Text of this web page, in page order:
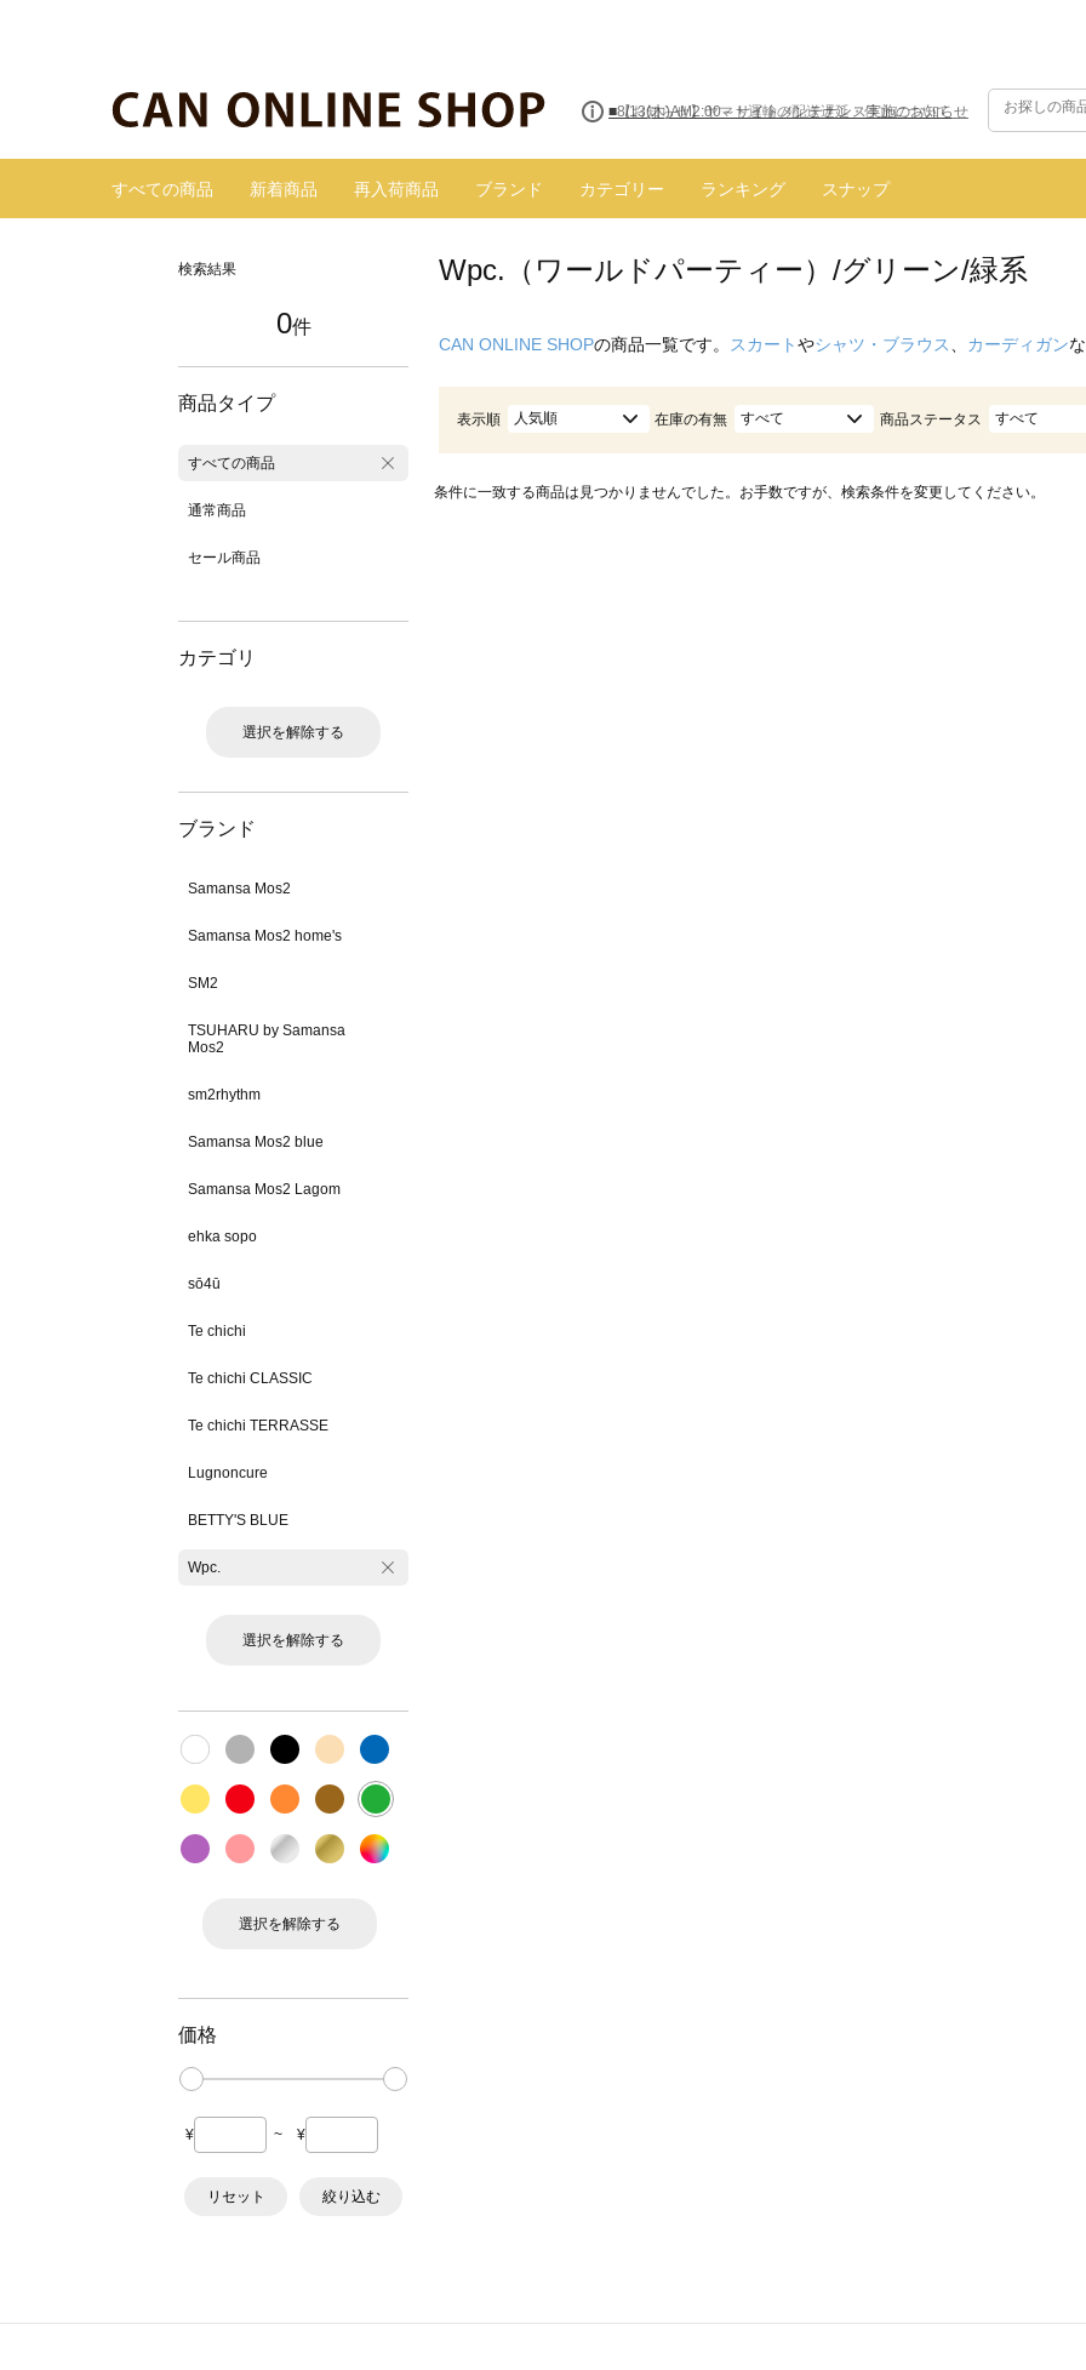
■8/13(木)AM2:00～サイトメンテナンス実施のお知らせ
すべての商品 新着商品 再入荷商品 ブランド カテゴリー ランキング スナップ
検索結果
0件
商品タイプ
すべての商品
通常商品
セール商品
カテゴリ
選択を解除する
ブランド
Samansa Mos2
Samansa Mos2 home's
SM2
TSUHARU by Samansa
Mos2
sm2rhythm
Samansa Mos2 blue
Samansa Mos2 Lagom
ehka sopo
sō4ū
Te chichi
Te chichi CLASSIC
Te chichi TERRASSE
Lugnoncure
BETTY'S BLUE
Wpc.
選択を解除する
選択を解除する
価格
¥ ~ ¥
リセット 絞り込む
Wpc.（ワールドパーティー）/グリーン/緑系
CAN ONLINE SHOPの商品一覧です。 スカートやシャツ・ブラウス カーディガン
表示順 人気順 在庫の有無 すべて 商品ステータス すべて
条件に一致する商品は見つかりませんでした。お手数ですが、検索条件を変更してください。